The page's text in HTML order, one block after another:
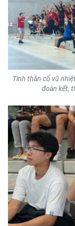
Tinh thần cổ vũ
đoàn kết,